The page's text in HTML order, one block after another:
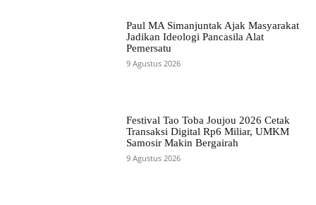
Paul MA Simanjuntak Ajak Masyarakat
Jadikan Ideologi Pancasila Alat
Pemersatu
9 Agustus 2026
Festival Tao Toba Joujou 2026 Cetak
Transaksi Digital Rp6 Miliar, UMKM
Samosir Makin Bergairah
9 Agustus 2026